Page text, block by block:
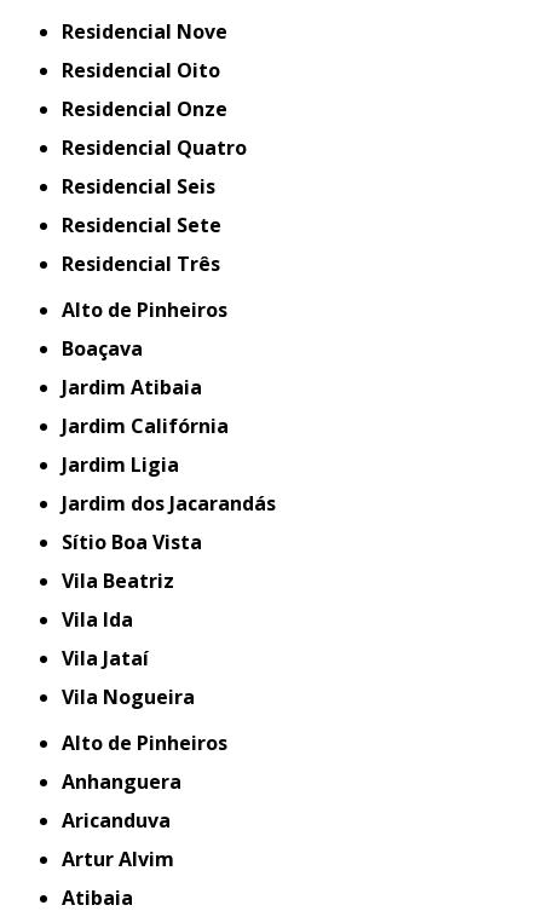
Residencial Nove
Residencial Oito
Residencial Onze
Residencial Quatro
Residencial Seis
Residencial Sete
Residencial Três
Alto de Pinheiros
Boaçava
Jardim Atibaia
Jardim Califórnia
Jardim Ligia
Jardim dos Jacarandás
Sítio Boa Vista
Vila Beatriz
Vila Ida
Vila Jataí
Vila Nogueira
Alto de Pinheiros
Anhanguera
Aricanduva
Artur Alvim
Atibaia